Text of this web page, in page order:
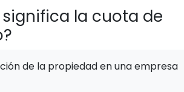
significa la cuota de
de la propiedad en una empresa